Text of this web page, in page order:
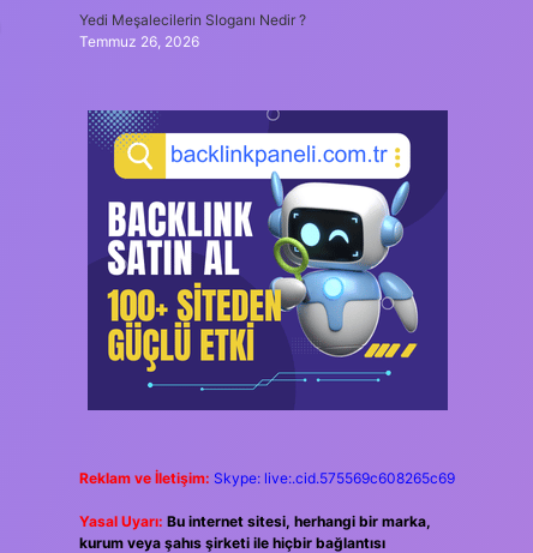
Yedi Meşalecilerin Sloganı Nedir ?
Temmuz 26, 2026
Reklam ve İletişim: Skype: live:.cid.575569c608265c69
Yasal Uyarı: Bu internet sitesi, herhangi bir marka,
kurum veya şahıs şirketi ile hiçbir bağlantısı